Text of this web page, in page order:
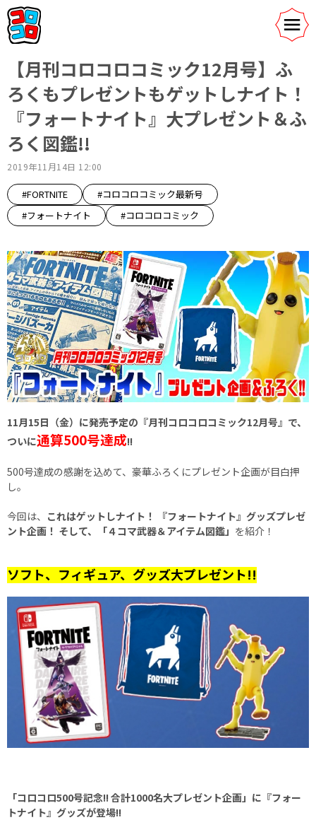
【月刊コロコロコミック12月号】ふ
ろくもプレゼントもゲットしナイト！
『フォートナイト』大プレゼント＆ふ
ろく図鑑!!
2019年11月14日 12:00
#FORTNITE
#コロコロコミック最新号
#フォートナイト
#コロコロコミック
11月15日（金）に発売予定の『月刊コロコロコミック12月号』で、
ついに通算500号達成!!
500号達成の感謝を込めて、豪華ふろくにプレゼント企画が目白押
し。
今回は、 これはゲットしナイト！ 『フォートナイト』グッズプレゼ
ント企画！ そして、「４コマ武器＆アイテム図鑑」 を紹介！
ソフト、フィギュア、グッズ大プレゼント!!
「コロコロ500号記念!! 合計1000名大プレゼント企画」に『フォー
トナイト』グッズが登場!!